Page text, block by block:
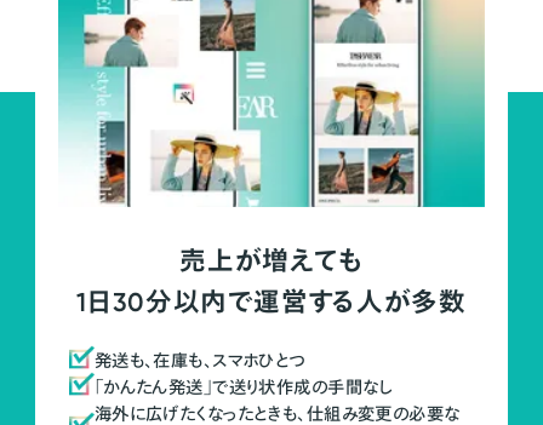
売上が増えても
1日30分以内で運営する人が多数
発送も、在庫も、スマホひとつ
「かんたん発送」で送り状作成の手間なし
海外に広げたくなったときも、仕組み変更の必要な